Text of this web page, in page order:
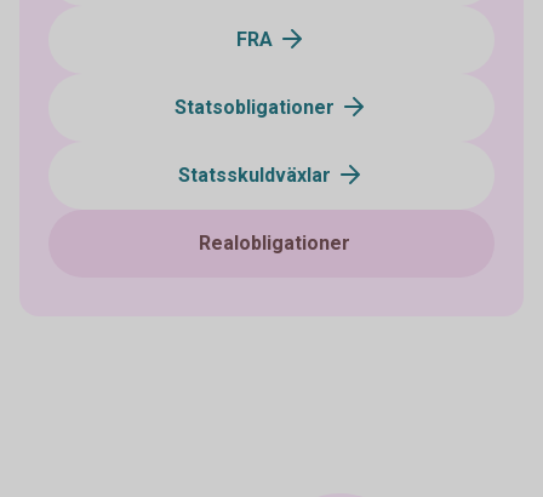
FRA
Statsobligationer
Statsskuldväxlar
Realobligationer